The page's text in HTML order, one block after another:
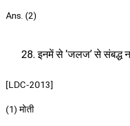
Ans. (2)
इनमें से ‘जलज’ से संबद्ध
[LDC-2013]
(1) मोती